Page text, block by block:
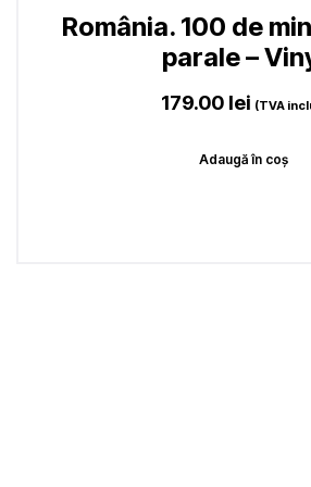
România. 100 de
parale –
179.00 lei (TVA
Adaugă în coș